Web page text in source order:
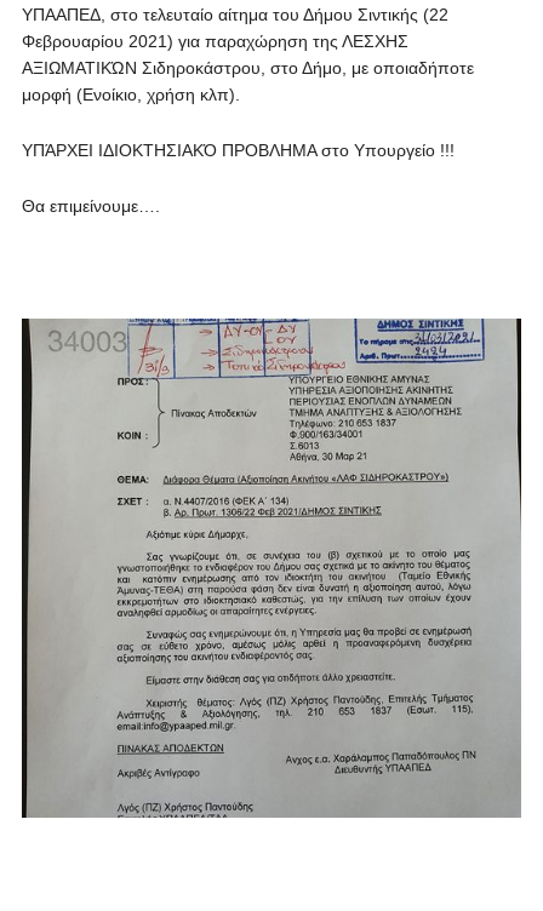
ΥΠΑΑΠΕΔ, στο τελευταίο αίτημα του Δήμου Σιντικής (22
Φεβρουαρίου 2021) για παραχώρηση της ΛΕΣΧΗΣ
ΑΞΙΩΜΑΤΙΚΏΝ Σιδηροκάστρου, στο Δήμο, με οποιαδήποτε
μορφή (Ενοίκιο, χρήση κλπ).
ΥΠΆΡΧΕΙ ΙΔΙΟΚΤΗΣΙΑΚΌ ΠΡΟΒΛΗΜΑ στο Υπουργείο !!!
Θα επιμείνουμε….